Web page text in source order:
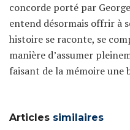
concorde porté par
entend désormais offrir à
histoire se raconte, se
manière d’assumer
faisant de la mémoire une
Articles similaires